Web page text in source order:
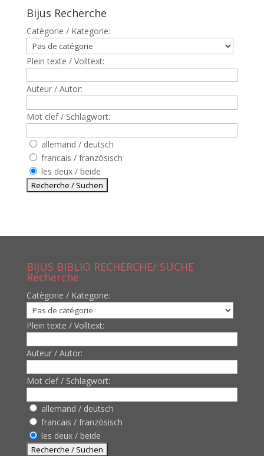
Bijus Recherche
Catègorie / Kategorie:
Plein texte / Volltext:
Auteur / Autor:
Mot clef / Schlagwort:
allemand / deutsch
francais / französisch
les deux / beide
BIJUS BIBLIO RECHERCHE/ SUCHE
Recherche
Catègorie / Kategorie:
Plein texte / Volltext:
Auteur / Autor:
Mot clef / Schlagwort:
allemand / deutsch
francais / französisch
les deux / beide